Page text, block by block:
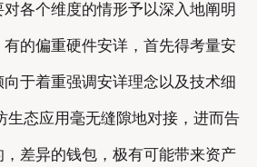
各个维度的情形予以深入地阐明
的偏重硬件安详，首先得考量安
于着重强调安详理念以及技术细
生态应用毫无缝隙地对接，进而告
差异的钱包，极有可能带来资产